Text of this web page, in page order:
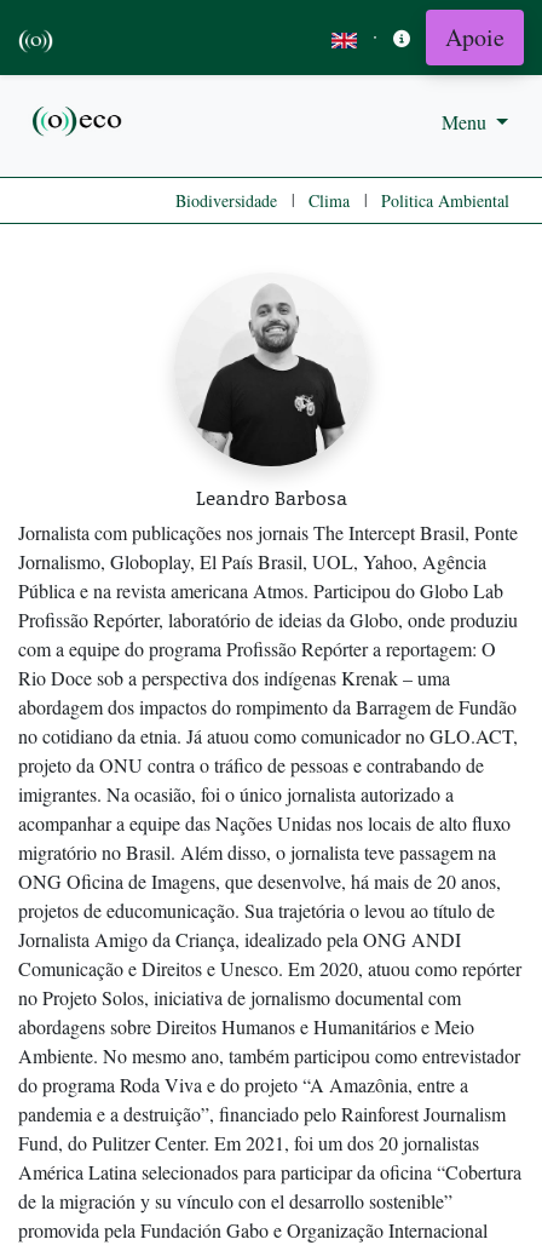
· Apoie
Menu
Biodiversidade | Clima | Politica Ambiental
Leandro Barbosa
Jornalista com publicações nos jornais The Intercept Brasil, Ponte
Jornalismo, Globoplay, El País Brasil, UOL, Yahoo, Agência
Pública e na revista americana Atmos. Participou do Globo Lab
Profissão Repórter, laboratório de ideias da Globo, onde produziu
com a equipe do programa Profissão Repórter a reportagem: O
Rio Doce sob a perspectiva dos indígenas Krenak – uma
abordagem dos impactos do rompimento da Barragem de Fundão
no cotidiano da etnia. Já atuou como comunicador no GLO.ACT,
projeto da ONU contra o tráfico de pessoas e contrabando de
imigrantes. Na ocasião, foi o único jornalista autorizado a
acompanhar a equipe das Nações Unidas nos locais de alto fluxo
migratório no Brasil. Além disso, o jornalista teve passagem na
ONG Oficina de Imagens, que desenvolve, há mais de 20 anos,
projetos de educomunicação. Sua trajetória o levou ao título de
Jornalista Amigo da Criança, idealizado pela ONG ANDI
Comunicação e Direitos e Unesco. Em 2020, atuou como repórter
no Projeto Solos, iniciativa de jornalismo documental com
abordagens sobre Direitos Humanos e Humanitários e Meio
Ambiente. No mesmo ano, também participou como entrevistador
do programa Roda Viva e do projeto “A Amazônia, entre a
pandemia e a destruição”, financiado pelo Rainforest Journalism
Fund, do Pulitzer Center. Em 2021, foi um dos 20 jornalistas
América Latina selecionados para participar da oficina “Cobertura
de la migración y su vínculo con el desarrollo sostenible”
promovida pela Fundación Gabo e Organização Internacional